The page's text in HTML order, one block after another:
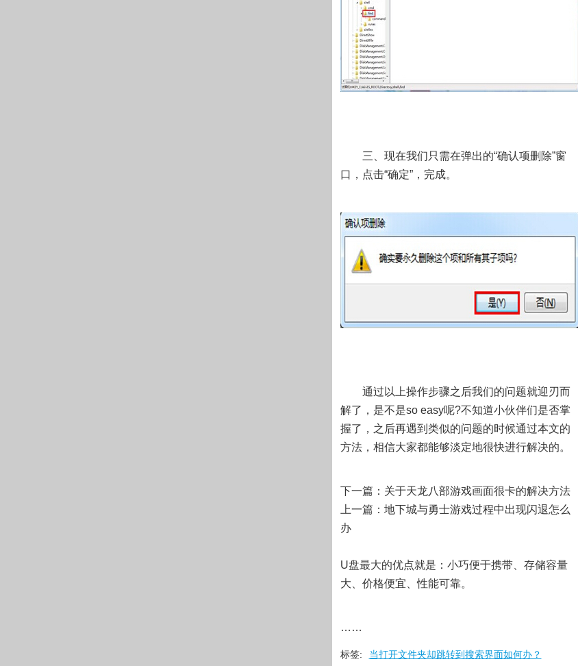
三、现在我们只需在弹出的“确认项删除”窗
口，点击“确定”，完成。
通过以上操作步骤之后我们的问题就迎刃而
解了，是不是so easy呢?不知道小伙伴们是否掌
握了，之后再遇到类似的问题的时候通过本文的
方法，相信大家都能够淡定地很快进行解决的。
下一篇：关于天龙八部游戏画面很卡的解决方法
上一篇：地下城与勇士游戏过程中出现闪退怎么
办
U盘最大的优点就是：小巧便于携带、存储容量
大、价格便宜、性能可靠。
……
标签: 当打开文件夹却跳转到搜索界面如何办？